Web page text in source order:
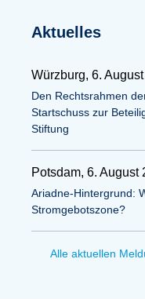
Aktuelles
Würzburg, 6.
Den Rechtsrahmen
Startschuss zur
Stiftung
Potsdam, 6. August
Ariadne-Hintergrund:
Stromgebotszone?
Alle aktuellen